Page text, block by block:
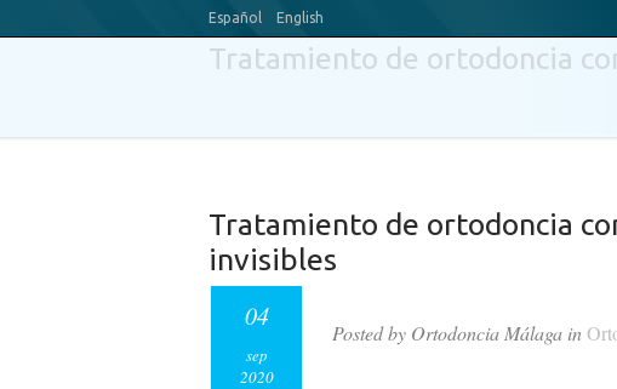
Español English
Tratamiento de ortodoncia
Tratamiento de ortodoncia
invisibles
Posted by Ortodoncia Málaga in
04
sep
2020